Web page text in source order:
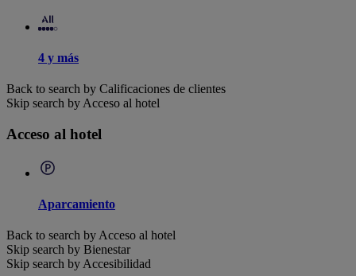
4 y más
Back to search by Calificaciones de clientes
Skip search by Acceso al hotel
Acceso al hotel
Aparcamiento
Back to search by Acceso al hotel
Skip search by Bienestar
Skip search by Accesibilidad